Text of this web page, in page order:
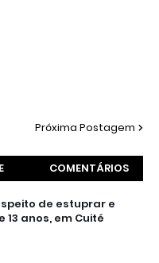
Próxima Postagem
COMENTÁRIOS
de estuprar e
anos, em Cuité